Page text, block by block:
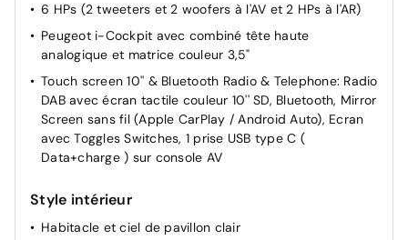
centrale
Rétroviseur intérieur à réglage jour/nuit manuel
Rétroviseurs extérieurs dégivrants à réglage électrique
et rabattement manuel
Siège conducteur avec réglage manuel en hauteur
Télécommande 3 boutons + clé standard
Volant réglable en hauteur et en profondeur
6 HPs (2 tweeters et 2 woofers à l'AV et 2 HPs à l'AR)
Peugeot i-Cockpit avec combiné tête haute
analogique et matrice couleur 3,5"
Touch screen 10'' & Bluetooth Radio & Telephone: Radio
DAB avec écran tactile couleur 10'' SD, Bluetooth, Mirror
Screen sans fil (Apple CarPlay / Android Auto), Ecran
avec Toggles Switches, 1 prise USB type C (
Data+charge ) sur console AV
Style intérieur
Habitacle et ciel de pavillon clair